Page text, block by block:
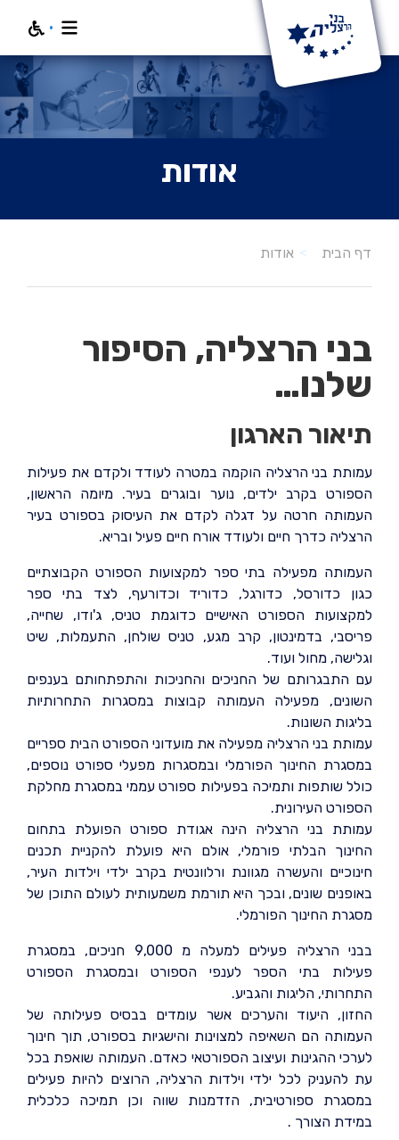
אודות
דף הבית אודות
בני הרצליה, הסיפור
שלנו…
תיאור הארגון
עמותת בני הרצליה הוקמה במטרה לעודד ולקדם את פעילות
הספורט בקרב ילדים, נוער ובוגרים בעיר. מיומה הראשון,
העמותה חרטה על דגלה לקדם את העיסוק בספורט בעיר
הרצליה כדרך חיים ולעודד אורח חיים פעיל ובריא.
העמותה מפעילה בתי ספר למקצועות הספורט הקבוצתיים
כגון כדורסל, כדורגל, כדוריד וכדורעף, לצד בתי ספר
למקצועות הספורט האישיים כדוגמת טניס, ג'ודו, שחייה,
פריסבי, בדמינטון, קרב מגע, טניס שולחן, התעמלות, שיט
וגלישה, מחול ועוד.
עם התבגרותם של החניכים והחניכות והתפתחותם בענפים
השונים, מפעילה העמותה קבוצות במסגרות התחרותיות
בליגות השונות.
עמותת בני הרצליה מפעילה את מועדוני הספורט הבית ספריים
במסגרת החינוך הפורמלי ובמסגרות מפעלי ספורט נוספים,
כולל שותפות ותמיכה בפעילות ספורט עממי במסגרת מחלקת
הספורט העירונית.
עמותת בני הרצליה הינה אגודת ספורט הפועלת בתחום
החינוך הבלתי פורמלי, אולם היא פועלת להקניית תכנים
חינוכיים והעשרה מגוונת ורלוונטית בקרב ילדי וילדות העיר,
באופנים שונים, ובכך היא תורמת משמעותית לעולם התוכן של
מסגרת החינוך הפורמלי.
בבני הרצליה פעילים למעלה מ 9,000 חניכים, במסגרת
פעילות בתי הספר לענפי הספורט ובמסגרת הספורט
התחרותי, הליגות והגביע.
החזון, היעוד והערכים אשר עומדים בבסיס פעילותה של
העמותה הם השאיפה למצוינות והישגיות בספורט, תוך חינוך
לערכי ההגינות ועיצוב הספורטאי כאדם. העמותה שואפת בכל
עת להעניק לכל ילדי וילדות הרצליה, הרוצים להיות פעילים
במסגרת ספורטיבית, הזדמנות שווה וכן תמיכה כלכלית
במידת הצורך .